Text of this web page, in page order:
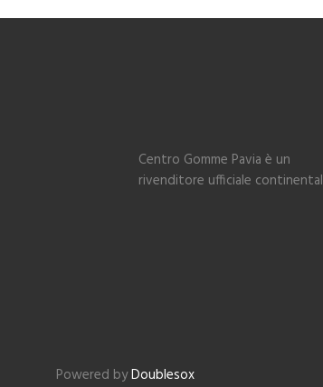
Centro Gomme Pavia è un
rivenditore ufficiale continental
Powered byDoublesox